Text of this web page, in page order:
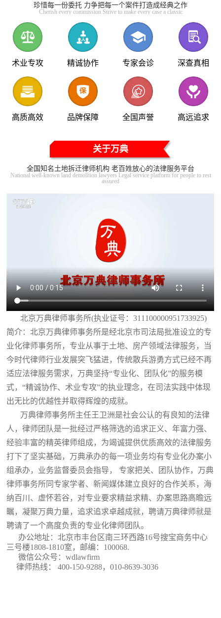
珍惜每一份委托 力争把每一个案件打造成经典之作
Cherish every commission Strive to make every case a classic
术业专攻 精诚协作 专家会诊 深查真相
高质高效 品牌保障 全国声誉 高远追求
关于万典
全国知名土地拆迁律师机构 老百姓放心的法律服务平台
National well-known land demolition lawyers Legal service platform for people to rest
assured
北京万典律师事务所(执业证号：311100000951733925)
简介：北京万典律师事务所是经北京市司法局批准设立的专
业化律师事务所，专业从事于土地、房产领域法律服务，当
今时代律师行业发展突飞猛进，传统散兵游勇方式已经不再
适应法律服务需求，万典坚持“专业化、团队化”的服务模
式，“精诚协作、术业专攻”的执业理念，在司法实践中体现
出无比的优越性并取得辉煌的成就。
万典律师事务所主任王卫洲是社会公认的有良知的法律
人，律师团队是一批经过严格筛选的追求正义、年富力强、
经验丰富的精英律师组成，为竭诚提供优质高效的法律服务
打下了坚实基础，万典承办的每一项业务均有专业化办案小
组承办，业务监督委员会指导， 专家把关、团队协作，万典
律师事务所同专家学者、新闻媒体建立良好的合作关系，海
纳百川、虚怀若谷，对专业要求精益求精、办案思路高瞻远
瞩，凝聚万典力量，追求追求卓越成就，聘请万典律师就是
聘请了一个高度负责的专业化律师团队。
办公地址：北京市丰台区南三环西路16号搜宝商务中心
三号楼1808-1810室 ，邮编：100068.
微信公众号：wdlawfirm
律师热线： 400-150-9288，010-8639-3036